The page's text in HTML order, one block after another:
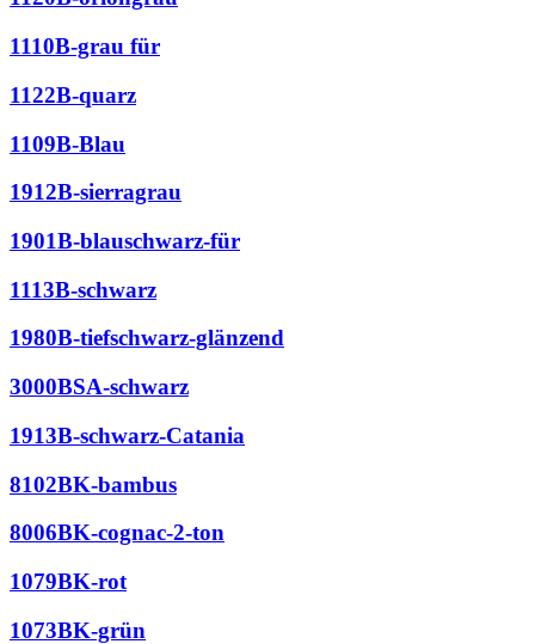
1110B-grau für
1122B-quarz
1109B-Blau
1912B-sierragrau
1901B-blauschwarz-für
1113B-schwarz
1980B-tiefschwarz-glänzend
3000BSA-schwarz
1913B-schwarz-Catania
8102BK-bambus
8006BK-cognac-2-ton
1079BK-rot
1073BK-grün